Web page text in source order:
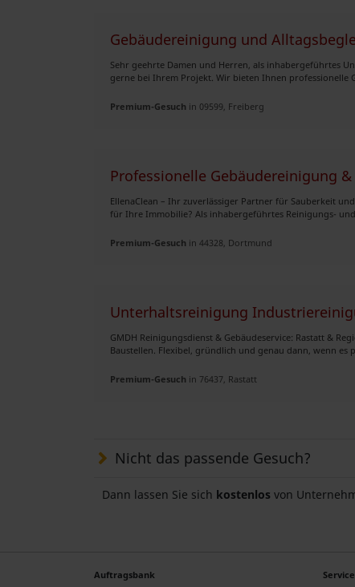
Gebäudereinigung und
Sehr geehrte Damen und Herren, als inhabergeführtes
gerne bei Ihrem Projekt. Wir bieten Ihnen professionelle
Premium-Gesuch in 09599, Freiberg
Professionelle Gebäudereinigung
EllenaClean – Ihr zuverlässiger Partner für Sauberkeit
für Ihre Immobilie? Als inhabergeführtes Reinigungs-
Premium-Gesuch in 44328, Dortmund
Unterhaltsreinigung
GMDH Reinigungsdienst & Gebäudeservice: Rastatt &
Baustellen. Flexibel, gründlich und genau dann, wenn es
Premium-Gesuch in 76437, Rastatt
Nicht das passende Gesuch?
Dann lassen Sie sich kostenlos von
Auftragsbank